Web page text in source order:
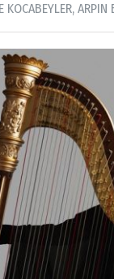
KOCABEYLER,